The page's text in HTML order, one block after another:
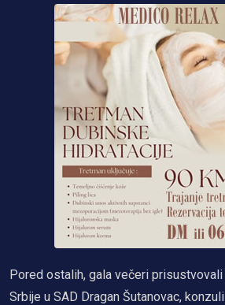
Pored ostalih, gala večeri
Srbije u SAD Dragan Šutanovac,